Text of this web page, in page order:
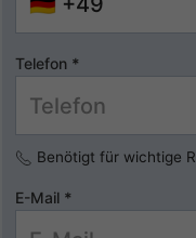
Telefon *
Benötigt für wichtige
E-Mail *